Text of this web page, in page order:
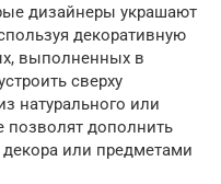
дизайнеры украшают
декоративную
выполненных в
сверху
натурального или
позволят дополнить
или предметами